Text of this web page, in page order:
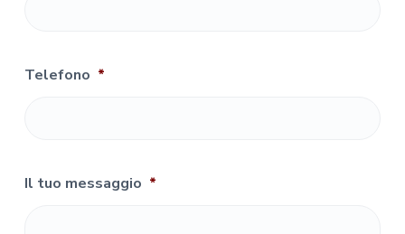
Telefono *
Il tuo messaggio *